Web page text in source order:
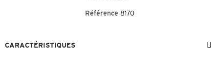
Référence 8170
CARACTÉRISTIQUES